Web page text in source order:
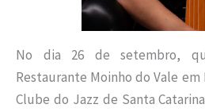
No dia 26 de setembro,
Restaurante Moinho do Vale
Clube do Jazz de Santa